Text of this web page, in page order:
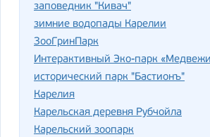
заповедник "Кивач"
зимние водопады Карелии
ЗооГринПарк
Интерактивный Эко-парк
исторический парк "Бастионъ"
Карелия
Карельская деревня Рубчойла
Карельский зоопарк